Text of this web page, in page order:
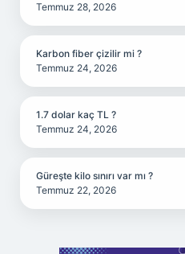
Temmuz 28, 2026
Karbon fiber çizilir mi ?
Temmuz 24, 2026
1.7 dolar kaç TL ?
Temmuz 24, 2026
Güreşte kilo sınırı var mı ?
Temmuz 22, 2026